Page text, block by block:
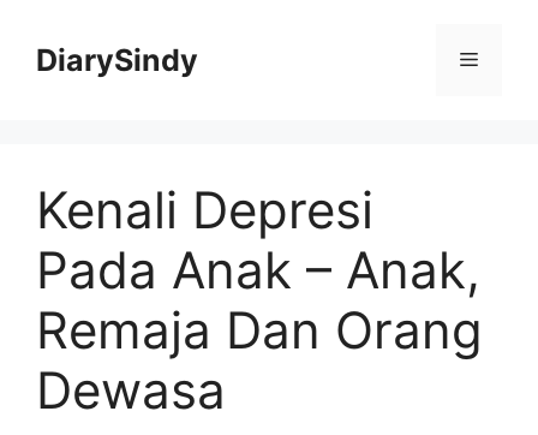
contentDiarySindy Menu
Kenali Depresi
Pada Anak – Anak,
Remaja Dan Orang
Dewasa